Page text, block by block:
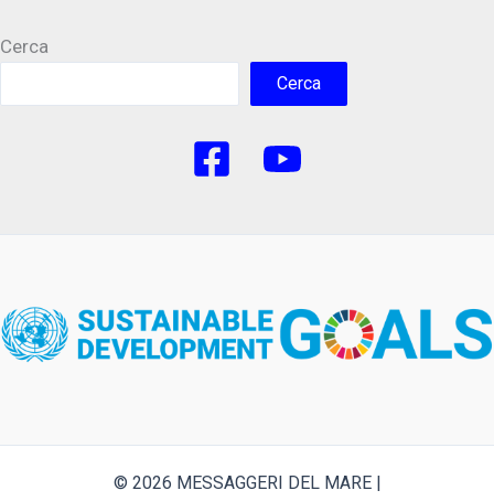
Cerca
Cerca
© 2026 MESSAGGERI DEL MARE |